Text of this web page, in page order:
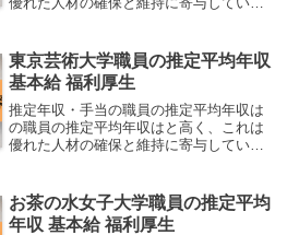
提供しています。推定順位推定平均年収
(35歳)(45歳)(5...
東京芸術大学職員の推定平均年収
基本給 福利厚生
推定年収・手当の職員の推定平均年収は
の職員の推定平均年収はと高く、これは
優れた人材の確保と維持に寄与していま
提供しています。推定順位推定平均年収
(35歳)(45歳)(5...
お茶の水女子大学職員の推定平均
年収 基本給 福利厚生